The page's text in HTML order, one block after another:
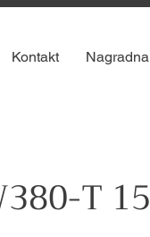
Kontakt
T